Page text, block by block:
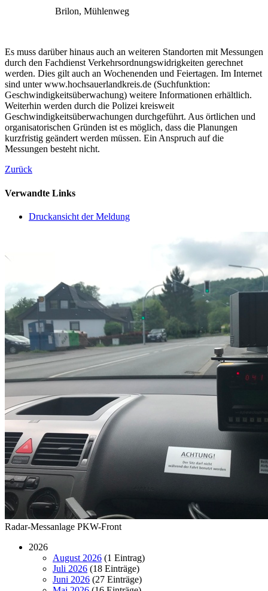
Brilon, Mühlenweg
Es muss darüber hinaus auch an weiteren Standorten mit Messungen
durch den Fachdienst Verkehrsordnungswidrigkeiten gerechnet
werden. Dies gilt auch an Wochenenden und Feiertagen. Im Internet
sind unter www.hochsauerlandkreis.de (Suchfunktion:
Geschwindigkeitsüberwachung) weitere Informationen erhältlich.
Weiterhin werden durch die Polizei kreisweit
Geschwindigkeitsüberwachungen durchgeführt. Aus örtlichen und
organisatorischen Gründen ist es möglich, dass die Planungen
kurzfristig geändert werden müssen. Ein Anspruch auf die
Messungen besteht nicht.
Zurück
Verwandte Links
Druckansicht der Meldung
Radar-Messanlage PKW-Front
2026
August 2026 (1 Eintrag)
Juli 2026 (18 Einträge)
Juni 2026 (27 Einträge)